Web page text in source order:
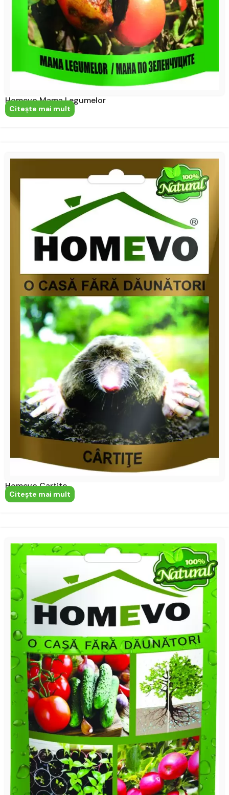
Homevo Mama Legumelor
Citeşte mai mult
Homevo Cartite
Citeşte mai mult